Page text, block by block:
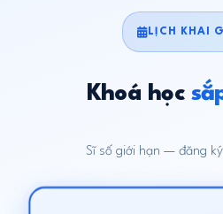
LỊCH KHAI
Khoá học
Sĩ số giới hạn — đăng